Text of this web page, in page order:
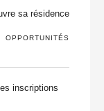
sa résidence
OPPORTUNITÉS
inscriptions